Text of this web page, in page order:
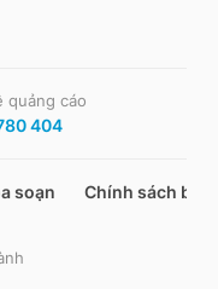
quảng cáo
404
soạn Chính sách bảo